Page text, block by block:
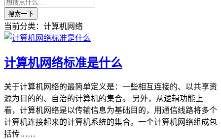
搜索一下
当前分类：计算机网络
计算机网络标准是什么
关于计算机网络的最简单定义是：一些相互连接的、以共享资
源为目的的、自治的计算机的集合。 另外，从逻辑功能上
看，计算机网络是以传输信息为基础目的，用通信线路将多个
计算机连接起来的计算机系统的集合。一个计算机网络组成包
括传……